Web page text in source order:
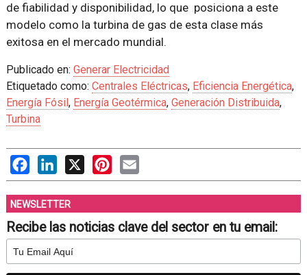
de fiabilidad y disponibilidad, lo que posiciona a este
modelo como la turbina de gas de esta clase más
exitosa en el mercado mundial.
Publicado en: Generar Electricidad
Etiquetado como: Centrales Eléctricas, Eficiencia Energética,
Energía Fósil, Energía Geotérmica, Generación Distribuida,
Turbina
FacebookLinkedIn
X PinterestEmail
NEWSLETTER
Recibe las noticias clave del sector en tu email: